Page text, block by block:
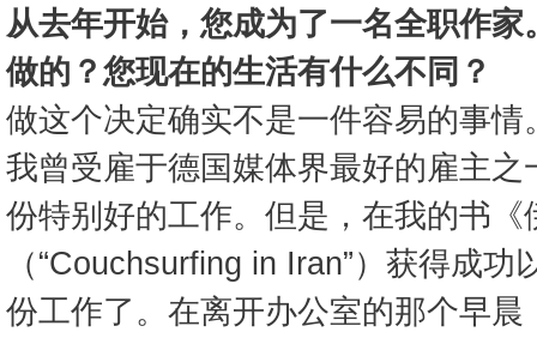
从去年开始，您成为了一名全职作
做的？您现在的生活有什么不同？
做这个决定确实不是一件容易的事
我曾受雇于德国媒体界最好的雇主之
份特别好的工作。但是，在我的书《
（“Couchsurfing in Iran”）获得成
份工作了。在离开办公室的那个早